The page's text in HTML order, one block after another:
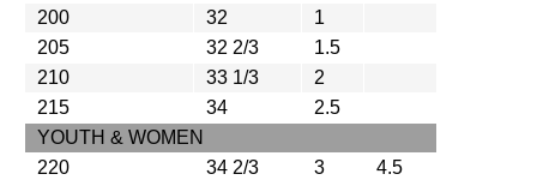
200
32 1
205
32 2/3 1.5
210
33 1/3 2
215
34 2.5
YOUTH & WOMEN
220
34 2/3 3 4.5